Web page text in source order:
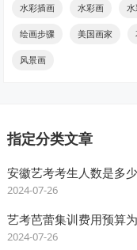
水彩插画 水彩画
绘画步骤 美国画家
风景画
指定分类文章
安徽艺考考生人数是多
2024-07-26
艺考芭蕾集训费用预算
2024-07-26